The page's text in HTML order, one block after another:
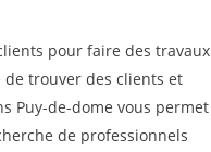
pour faire des travaux
trouver des clients et
Puy-de-dome vous permet
de professionnels